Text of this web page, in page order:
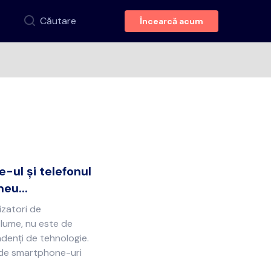
Căutare Încearcă acum
ul și telefonul
de
nu este de
de tehnologie.
smartphone-uri